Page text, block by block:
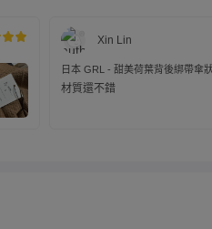
Xin Lin
日本 GRL - 甜美荷葉背後綁帶傘狀
焦糖棕 (M)
材質還不錯